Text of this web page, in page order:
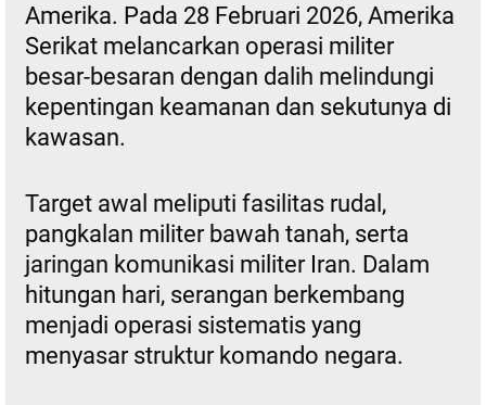
Amerika. Pada 28 Februari 2026, Amerika
Serikat melancarkan operasi militer
besar-besaran dengan dalih melindungi
kepentingan keamanan dan sekutunya di
kawasan.
Target awal meliputi fasilitas rudal,
pangkalan militer bawah tanah, serta
jaringan komunikasi militer Iran. Dalam
hitungan hari, serangan berkembang
menjadi operasi sistematis yang
menyasar struktur komando negara.